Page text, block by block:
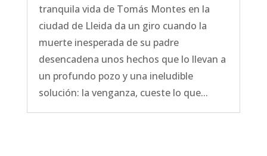
tranquila vida de Tomás Montes en la
ciudad de Lleida da un giro cuando la
muerte inesperada de su padre
desencadena unos hechos que lo llevan a
un profundo pozo y una ineludible
solución: la venganza, cueste lo que...